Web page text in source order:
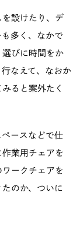
設けたり、デ
多く、なかで
選びに時間をか
なえて、なおか
ると案外たく
ースなどで仕
業用チェアを
ークチェアを
のか、ついに